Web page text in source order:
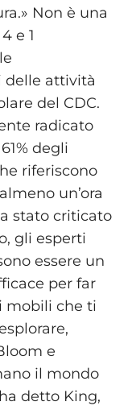
Non è una
e 1
delle attività
del CDC.
radicato
degli
riferiscono
un’ora
stato criticato
gli esperti
essere un
per far
mobili che ti
e
il mondo
detto King,